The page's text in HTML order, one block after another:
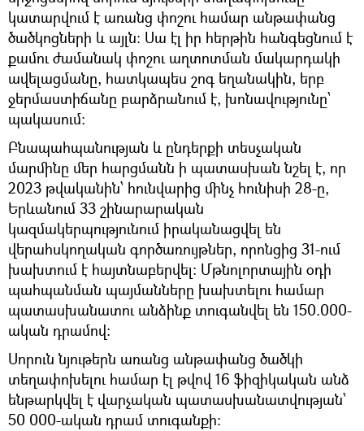
կատարվում է առանց փոշու համար անթափանց
ծածկոցների և այլն։ Սա էլ իր հերթին հանգեցնում է
քամու ժամանակ փոշու աղտոտման մակարդակի
ավելացմանը, հատկապես շոգ եղանակին, երբ
ջերմաստիճանը բարձրանում է, խոնավությունը՝
պակասում։
Բնապահպանության և ընդերքի տեսչական
մարմինը մեր հարցմանն ի պատասխան նշել է, որ
2023 թվականին՝ հունվարից մինչ հունիսի 28-ը,
Երևանում 33 շինարարական
կազմակերպությունում իրականացվել են
վերահսկողական գործառույթներ, որոնցից 31-ում
խախտում է հայտնաբերվել: Մթնոլորտային օդի
պահպանման պայմանները խախտելու համար
պատասխանատու անձինք տուգանվել են 150.000-
ական դրամով:
Սորուն նյութերն առանց անթափանց ծածկի
տեղափոխելու համար էլ թվով 16 ֆիզիկական անձ
ենթարկվել է վարչական պատասխանատվության՝
50 000-ական դրամ տուգանքի։